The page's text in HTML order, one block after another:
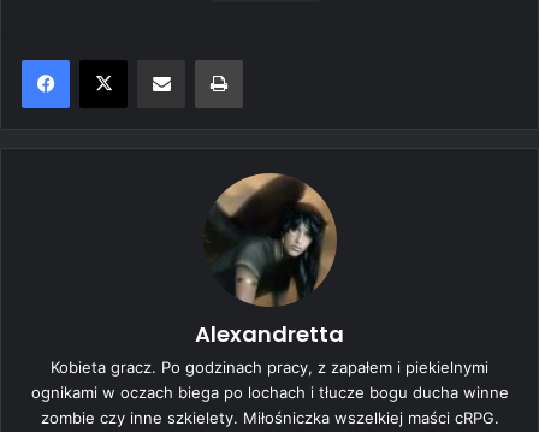
Alexandretta
Kobieta gracz. Po godzinach pracy, z zapałem i piekielnymi
ognikami w oczach biega po lochach i tłucze bogu ducha winne
zombie czy inne szkielety. Miłośniczka wszelkiej maści cRPG.